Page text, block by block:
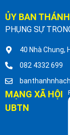
ỦY BAN
PHỤNG SỰ
40 Nhà Chung,
082 4332 699
MẠNG XÃ HỘI
UBTN